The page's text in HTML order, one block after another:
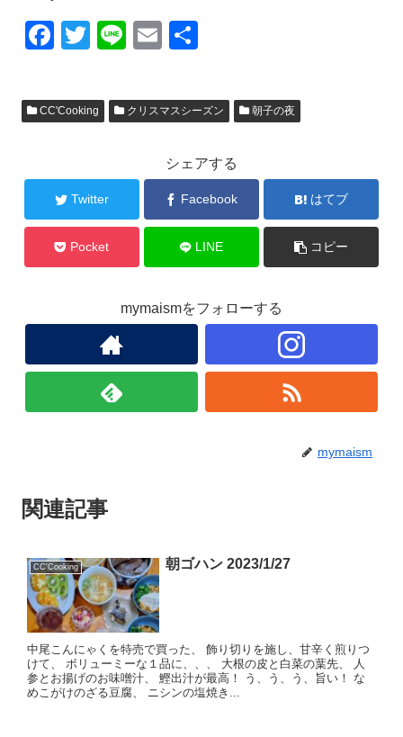
F
c
e
o
o
k
T
tt
er
Li
e
E
ail
CC'Cooking クリスマスシーズン 朝子の夜
シェアする
Twitter Facebook はてブ
Pocket LINE コピー
mymaismをフォローする
mymaism
関連記事
CC'Cooking 朝ゴハン 2023/1/27
中尾こんにゃくを特売で買った、 飾り切りを施し、甘辛く煎りつ
けて、 ボリューミーな１品に、、、 大根の皮と白菜の葉先、 人
参とお揚げのお味噌汁、 鰹出汁が最高！ う、う、う、旨い！ な
めこがけのざる豆腐、 ニシンの塩焼き...